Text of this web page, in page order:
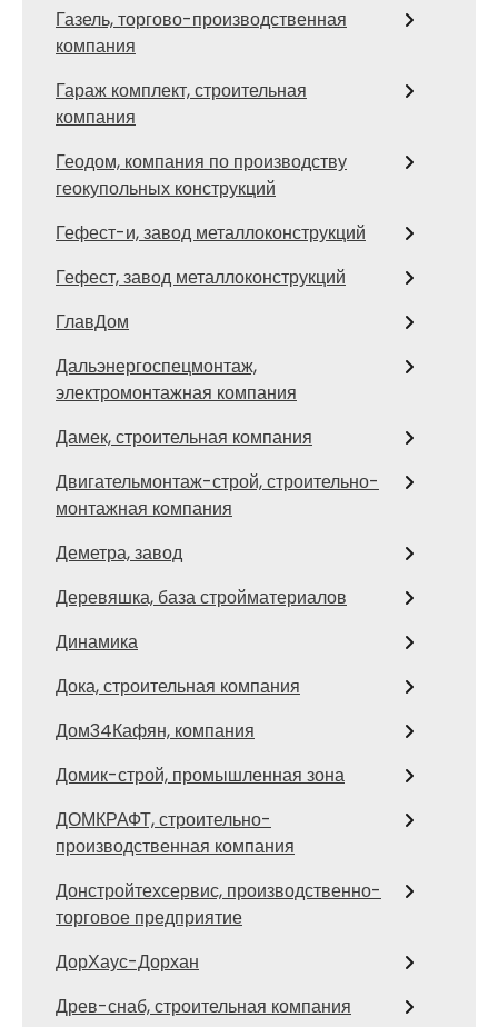
Газель, торгово-производственная
компания
Гараж комплект, строительная
компания
Геодом, компания по производству
геокупольных конструкций
Гефест-и, завод металлоконструкций
Гефест, завод металлоконструкций
ГлавДом
Дальэнергоспецмонтаж,
электромонтажная компания
Дамек, строительная компания
Двигательмонтаж-строй, строительно-
монтажная компания
Деметра, завод
Деревяшка, база стройматериалов
Динамика
Дока, строительная компания
Дом34Кафян, компания
Домик-строй, промышленная зона
ДОМКРАФТ, строительно-
производственная компания
Донстройтехсервис, производственно-
торговое предприятие
ДорХаус-Дорхан
Древ-снаб, строительная компания